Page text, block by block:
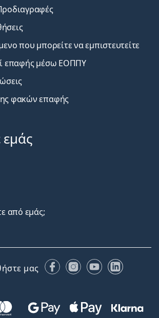
που μπορείτε να εμπιστευτείτε
επαφής μέσω ΕΟΠΠΥ
φακών επαφής
εμάς
από εμάς;
μας FacebookInstagram
YouTubeLinkedIn